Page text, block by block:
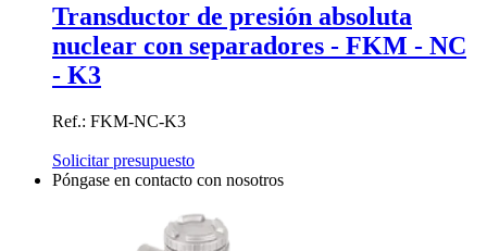
Transductor de presión absoluta
nuclear con separadores - FKM - NC
- K3
Ref.: FKM-NC-K3
Solicitar presupuesto
Póngase en contacto con nosotros